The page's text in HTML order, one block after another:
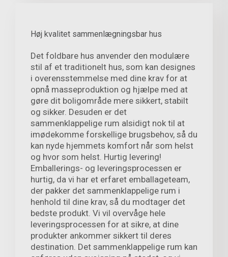
Høj kvalitet sammenlægningsbar hus
Det foldbare hus anvender den modulære
stil af et traditionelt hus, som kan designes
i overensstemmelse med dine krav for at
opnå masseproduktion og hjælpe med at
gøre dit boligområde mere sikkert, stabilt
og sikker. Desuden er det
sammenklappelige rum alsidigt nok til at
imødekomme forskellige brugsbehov, så du
kan nyde hjemmets komfort når som helst
og hvor som helst. Hurtig levering!
Emballerings- og leveringsprocessen er
hurtig, da vi har et erfaret emballageteam,
der pakker det sammenklappelige rum i
henhold til dine krav, så du modtager det
bedste produkt. Vi vil overvåge hele
leveringsprocessen for at sikre, at dine
produkter ankommer sikkert til deres
destination. Det sammenklappelige rum kan